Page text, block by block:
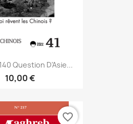
Question D'Asie...
10,00 €
favorite_border